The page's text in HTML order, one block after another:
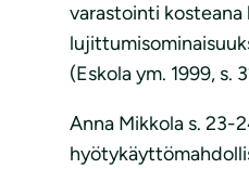
varastointi kosteana
(Eskola ym. 1999, s.
Anna Mikkola s. 23-